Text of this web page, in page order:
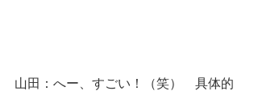
山田：へー、すごい！（笑）　具体的